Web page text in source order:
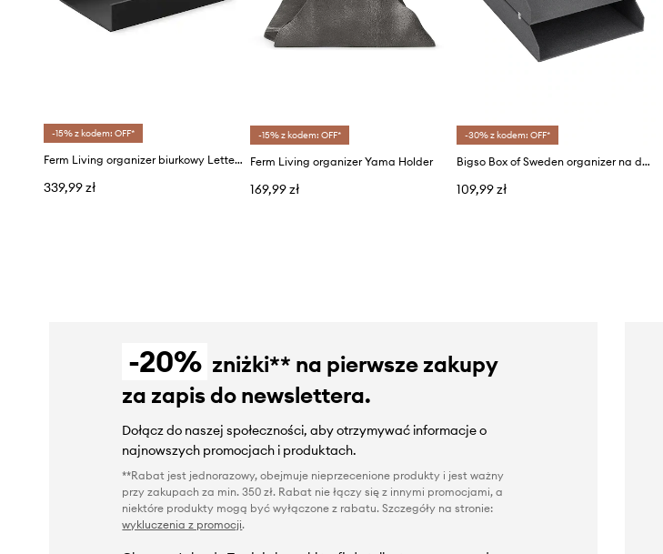
-15% z kodem: OFF*
Ferm Living organizer biurkowy Letter Tray
339,99 zł
-15% z kodem: OFF*
Ferm Living organizer Yama Holder
169,99 zł
-30% z kodem: OFF*
Bigso Box of Sweden organizer na dokumenty Haken (2-pack)
109,99 zł
-20% zniżki** na pierwsze zakupy
za zapis do newslettera.
Dołącz do naszej społeczności, aby otrzymywać informacje o
najnowszych promocjach i produktach.
**Rabat jest jednorazowy, obejmuje nieprzecenione produkty i jest ważny
przy zakupach za min. 350 zł. Rabat nie łączy się z innymi promocjami, a
niektóre produkty mogą być wyłączone z rabatu. Szczegóły na stronie:
wykluczenia z promocji.